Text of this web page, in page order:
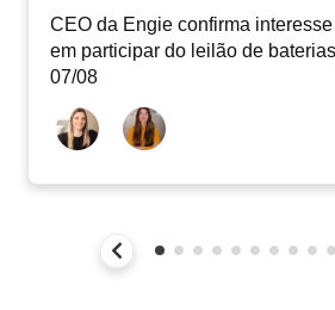
CEO da Engie confirma
em participar do leilão de
07/08